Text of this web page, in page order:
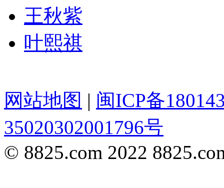
王秋紫
叶熙祺
网站地图 | 闽ICP备
35020302001796号
© 8825.com 2022